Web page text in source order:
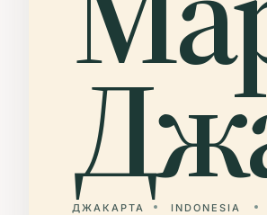
ДЖАКАРТА INDONESIA